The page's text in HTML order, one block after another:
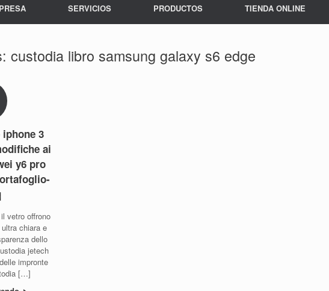
SERVICIOS PRODUCTOS TIENDA ONLINE
custodia libro samsung galaxy s6 edge
3
ai
y6 pro
vetro offrono
chiara e
dello
jetech
impronte
[…]